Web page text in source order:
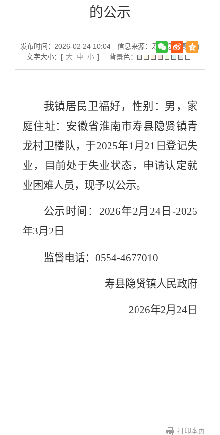
的公示
发布时间：2026-02-24 10:04
信息来源：寿县隐贤镇政府
文字大小：[ 大 中 小 ] 背景色：
我镇居民卫福好，性别 ：男 ，家
庭住址：安徽省淮南市寿县隐贤镇青
龙村卫楼队 ， 于2025年1月 21 日登记失
业，目前处于失业状态，申请认定就
业困难人员，现予以公示。
公示时间： 2026年2月 24日-2026
年3月 2 日
监督电话： 0554-4677010
寿县隐贤镇人民政府
2026年2月 24 日
打印本页